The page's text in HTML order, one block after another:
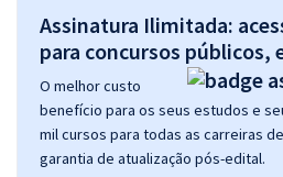
Assinatura Ilimitada:
para concursos públicos,
O melhor custo
benefício para os seus estudos e
mil cursos para todas as carreiras
garantia de atualização pós-edital.